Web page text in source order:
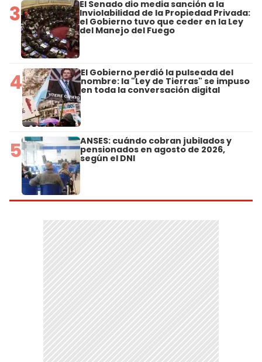
3 El Senado dio media sanción a la
Inviolabilidad de la Propiedad Privada:
el Gobierno tuvo que ceder en la Ley
del Manejo del Fuego
4 El Gobierno perdió la pulseada del
nombre: la "Ley de Tierras" se impuso
en toda la conversación digital
5 ANSES: cuándo cobran jubilados y
pensionados en agosto de 2026,
según el DNI